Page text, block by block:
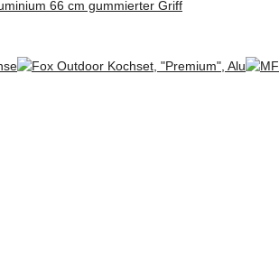
66 cm gummierter Griff